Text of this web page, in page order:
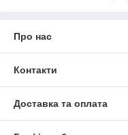
Про нас
Контакти
Доставка та оплата